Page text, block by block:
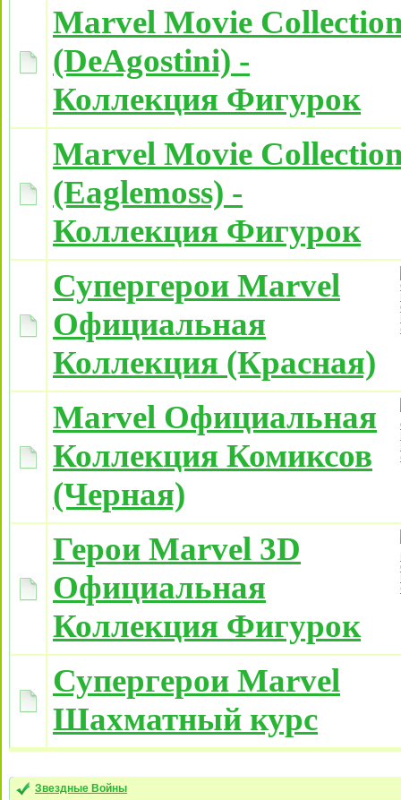
Marvel Movie
(DeAgostini) -
Коллекция Фигурок
Marvel Movie
(Eaglemoss) -
Коллекция Фигурок
Супергерои Marvel
Официальная
Коллекция (Красная)
Marvel Официальная
Коллекция Комиксов
(Черная)
Герои Marvel 3D
Официальная
Коллекция Фигурок
Супергерои Marvel
Шахматный курс
Звездные Войны